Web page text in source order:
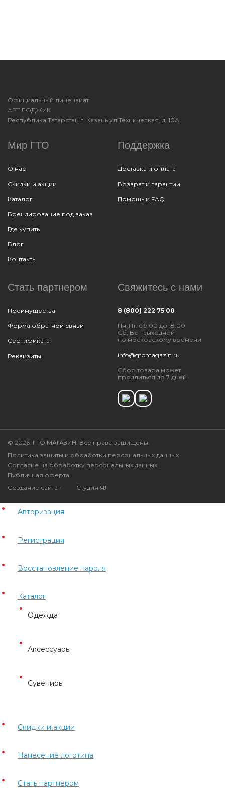
Официальный лицензиат
АРТ ЛОДЖИК
Республика Татарстан г. Казань ул.Техническая, д. 10А
Мир ГТО
О нас
Скидки и акции
Каталог
Брендирование под заказ
Где купить
Блог
Контакты
Поддержка
Доставка и оплата
Возврат и гарантии
Помощь и FAQ
Стать партнером
Преимущества
Форма обратной связи
Сертификаты
Реквизиты
Свяжитесь с нами
8 (800) 222 75 00
Пн-Пт: с 9.00 до 18.00
Сб, Вс - выходной
по московскому времени
info@gtomagazin.ru
Сбор товара может
продлиться до 7 дней
© 2026. ГТО МАГАЗИН. Все права защищены.
Политика защиты и обработки персональных данных
Согласие на обработку персональных данных
Публичная оферта
Создание сайта -
Студия ЯЛ
Авторизация
Регистрация
Восстановление пароля
Каталог
Одежда
Аксессуары
Сувениры
Скидки и акции
Нанесение логотипа
Стать партнером